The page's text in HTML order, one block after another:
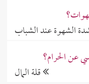
الشهوة عند الشباب
عن الحرام؟
قلة المال